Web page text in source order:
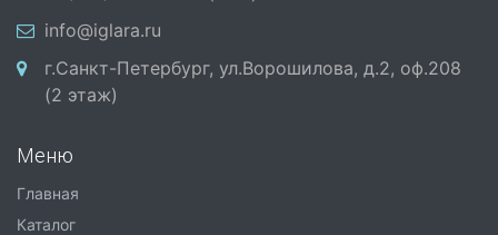
info@iglara.ru
г.Санкт-Петербург, ул.Ворошилова, д.2, оф.208
(2 этаж)
Меню
Главная
Каталог